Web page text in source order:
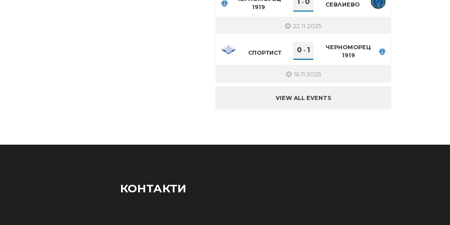
1919
- СЕВЛИЕВО
22.11.2025
СПОРТИСТ 0 - 1
ЧЕРНОМОРЕЦ
1919
16.11.2025
VIEW ALL EVENTS
КОНТАКТИ